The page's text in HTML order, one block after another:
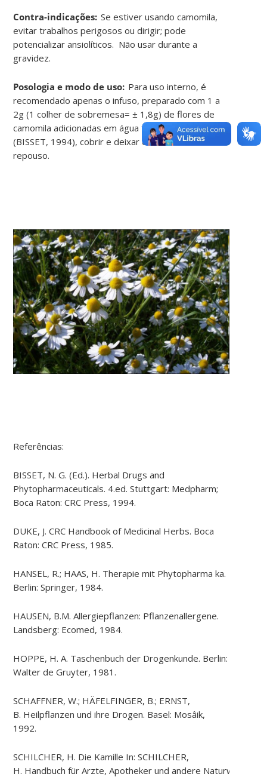
Contra-indicações: Se estiver usando camomila,
evitar trabalhos perigosos ou dirigir; pode
potencializar ansiolíticos. Não usar durante a
gravidez.
Posologia e modo de uso: Para uso interno, é
recomendado apenas o infuso, preparado com 1 a
2g (1 colher de sobremesa= ± 1,8g) de flores de
camomila adicionadas em água fervente (250 ml)
(BISSET, 1994), cobrir e deixar dez minutos em
repouso.
Referências:
BISSET, N. G. (Ed.). Herbal Drugs and
Phytopharmaceuticals. 4.ed. Stuttgart: Medpharm;
Boca Raton: CRC Press, 1994.
DUKE, J. CRC Handbook of Medicinal Herbs. Boca
Raton: CRC Press, 1985.
HANSEL, R.; HAAS, H. Therapie mit Phytopharma ka.
Berlin: Springer, 1984.
HAUSEN, B.M.Allergiepflanzen: Pflanzenallergene.
Landsberg: Ecomed, 1984.
HOPPE, H. A. Taschenbuch der Drogenkunde. Berlin:
Walter de Gruyter, 1981.
SCHAFFNER, W.; HÄFELFINGER, B.; ERNST,
B. Heilpflanzen undihre Drogen. Basel: Mosâik,
1992.
SCHILCHER, H. Die Kamille In: SCHILCHER,
H. Handbuch für Arzte,Apotheker undandere